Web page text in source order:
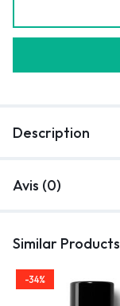
Description
Avis (0)
Similar Products
-34%